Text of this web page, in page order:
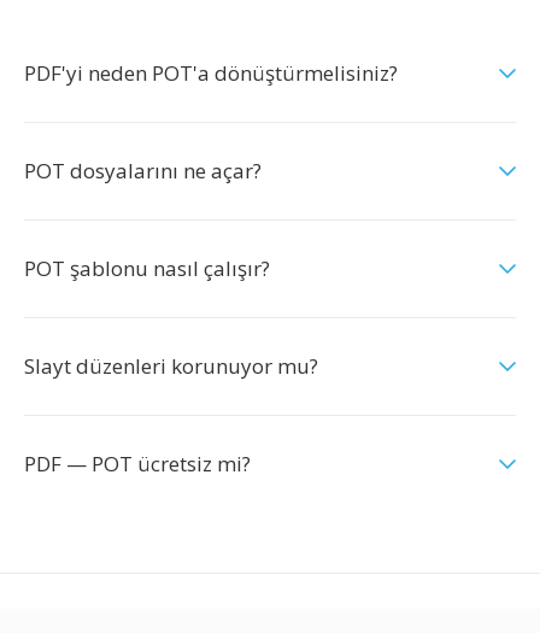
PDF'yi neden POT'a dönüştürmelisiniz?
POT dosyalarını ne açar?
POT şablonu nasıl çalışır?
Slayt düzenleri korunuyor mu?
PDF — POT ücretsiz mi?